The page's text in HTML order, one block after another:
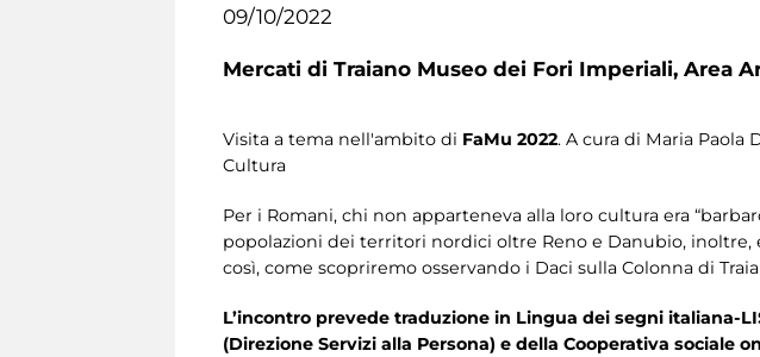
09/10/2022
Mercati di Traiano Museo dei Fori Imperiali, Area
Visita a tema nell'ambito di FaMu 2022. A cura di Maria Paola
Cultura
Per i Romani, chi non apparteneva alla loro cultura era
popolazioni dei territori nordici oltre Reno e Danubio, inoltre,
così, come scopriremo osservando i Daci sulla Colonna di
L’incontro prevede traduzione in Lingua dei segni italiana-
(Direzione Servizi alla Persona) e della Cooperativa sociale